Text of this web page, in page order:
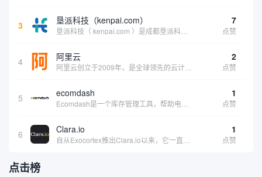
3 垦派科技（kenpai.com） 7
点赞
4 阿里云 2
点赞
5 ecomdash 1
点赞
6 Clara.io 1
点赞
点击榜